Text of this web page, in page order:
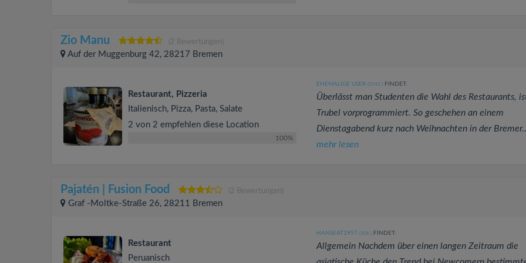
Zio Manu (2 Bewertungen)
Auf der Muggenburg 42, 28217 Bremen
Restaurant, Pizzeria
Italienisch, Pizza, Pasta, Salate
2 von 2 empfehlen diese Location
100%
EHEMALIGE USER (3742 )FINDET:
Überlässt man Studenten die Wahl des Restaurants,
Trubel vorprogrammiert. So geschehen an einem
Dienstagabend kurz nach Weihnachten in der
mehr lesen
Pajatén | Fusion Food (2 Bewertungen)
Graf -Moltke-Straße 26, 28211 Bremen
Restaurant
Peruanisch
HANSEAT1957 (306 )FINDET:
Allgemein Nachdem über einen langen Zeitraum die